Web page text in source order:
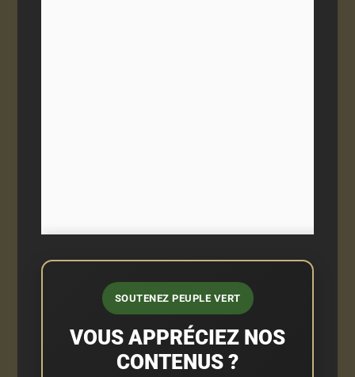
SOUTENEZ PEUPLE VERT
VOUS APPRÉCIEZ NOS
CONTENUS ?